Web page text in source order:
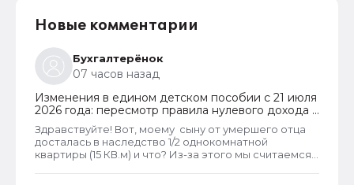
Новые комментарии
Бухгалтерёнок
07 часов назад
Изменения в едином детском пособии с 21 июля
2026 года: пересмотр правила нулевого дохода и
новый порядок оформления пособий по месту
пребывания
Здравствуйте! Вот, моему сыну от умершего отца
досталась в наследство 1/2 однокомнатной
квартиры (15 КВ.м) и что? Из-за этого мы считаемся